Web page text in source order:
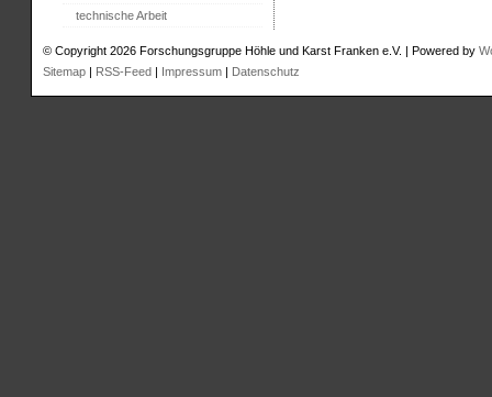
technische Arbeit
© Copyright 2026 Forschungsgruppe Höhle und Karst Franken e.V. | Powered by
Sitemap | RSS-Feed | Impressum | Datenschutz